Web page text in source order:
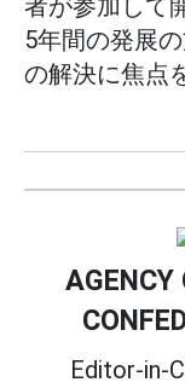
者が参加して
5年間の発展
の解決に焦点
AGENCY
Editor-in-